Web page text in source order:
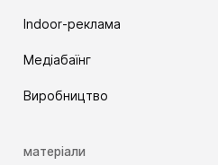
Indoor-реклама
Медіабаїнг
Виробництво
матеріали